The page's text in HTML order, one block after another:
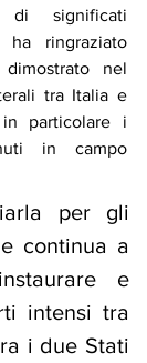
significati
ha ringraziato
nel
tra Italia e
particolare i
in campo
per gli
continua a
e
intensi tra
i due Stati